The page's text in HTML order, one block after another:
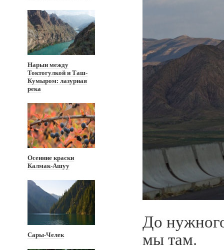
Нарын между
Токтогулкой и Таш-
Кумыром: лазурная
река
Осенние краски
Калмак-Ашуу
Сары-Челек
До
мы там.